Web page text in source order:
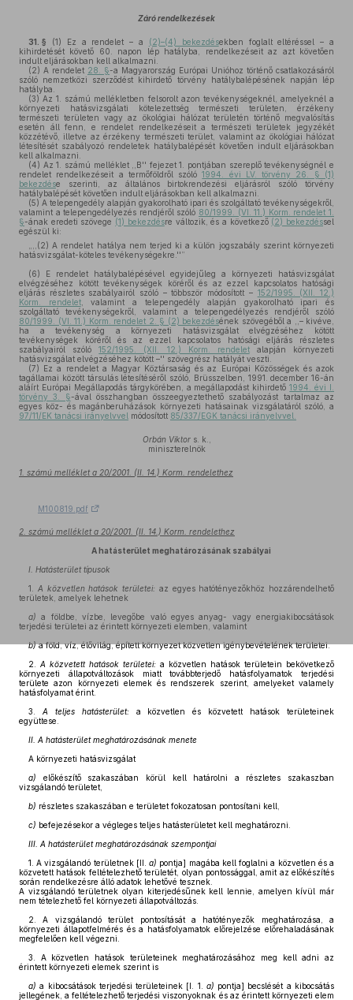
Záró rendelkezések
31. § (1) Ez a rendelet – a (2)–(4) bekezdésekben foglalt eltéréssel – a
kihirdetését követő 60. napon lép hatályba, rendelkezéseit az azt követően
indult eljárásokban kell alkalmazni.
(2) A rendelet 28. §-a Magyarország Európai Unióhoz történő csatlakozásáról
szóló nemzetközi szerződést kihirdető törvény hatálybalépésének napján lép
hatályba.
(3) Az 1. számú mellékletben felsorolt azon tevékenységeknél, amelyeknél a
környezeti hatásvizsgálati kötelezettség természeti területen, érzékeny
természeti területen vagy az ökológiai hálózat területén történő megvalósítás
esetén áll fenn, e rendelet rendelkezéseit a természeti területek jegyzékét
közzétévő, illetve az érzékeny természeti terület, valamint az ökológiai hálózat
létesítését szabályozó rendeletek hatálybalépését követően indult eljárásokban
kell alkalmazni.
(4) Az 1. számú melléklet ,,B'' fejezet 1. pontjában szereplő tevékenységnél e
rendelet rendelkezéseit a termőföldről szóló1994. évi LV. törvény 26. § (1)
bekezdése szerinti, az általános birtokrendezési eljárásról szóló törvény
hatálybalépését követően indult eljárásokban kell alkalmazni.
(5) A telepengedély alapján gyakorolható ipari és szolgáltató tevékenységekről,
valamint a telepengedélyezés rendjéről szóló 80/1999. (VI. 11.) Korm. rendelet 1.
§-ának eredeti szövege (1) bekezdésre változik, és a következő (2) bekezdéssel
egészül ki:
„,,(2) A rendelet hatálya nem terjed ki a külön jogszabály szerint környezeti
hatásvizsgálat-köteles tevékenységekre.''”
(6) E rendelet hatálybalépésével egyidejűleg a környezeti hatásvizsgálat
elvégzéséhez kötött tevékenységek köréről és az ezzel kapcsolatos hatósági
eljárás részletes szabályairól szóló – többször módosított – 152/1995. (XII. 12.)
Korm. rendelet, valamint a telepengedély alapján gyakorolható ipari és
szolgáltató tevékenységekről, valamint a telepengedélyezés rendjéről szóló
80/1999. (VI. 11.) Korm. rendelet 2. § (2) bekezdésének szövegéből a ,,– kivéve,
ha a tevékenység a környezeti hatásvizsgálat elvégzéséhez kötött
tevékenységek köréről és az ezzel kapcsolatos hatósági eljárás részletes
szabályairól szóló152/1995. (XII. 12.) Korm. rendeletalapján környezeti
hatásvizsgálat elvégzéséhez kötött –'' szövegrész hatályát veszti.
(7) Ez a rendelet a Magyar Köztársaság és az Európai Közösségek és azok
tagállamai között társulás létesítéséről szóló, Brüsszelben, 1991. december 16-án
aláírt Európai Megállapodás tárgykörében, a megállapodást kihirdető1994. évi I.
törvény 3. §-ával összhangban összeegyeztethető szabályozást tartalmaz az
egyes köz- és magánberuházások környezeti hatásainak vizsgálatáról szóló, a
97/11/EK tanácsi irányelvvel módosított 85/337/EGK tanácsi irányelvvel.
Orbán Viktors. k.,
miniszterelnök
1. számú melléklet a 20/2001. (II. 14.) Korm. rendelethez
M100819.pdf
2. számú melléklet a 20/2001. (II. 14.) Korm. rendelethez
A hatásterület meghatározásának szabályai
I. Hatásterület típusok
1. A közvetlen hatások területei: az egyes hatótényezőkhöz hozzárendelhető
területek, amelyek lehetnek
a) a földbe, vízbe, levegőbe való egyes anyag- vagy energiakibocsátások
terjedési területei az érintett környezeti elemben, valamint
b)a föld, víz, élővilág, épített környezet közvetlen igénybevételének területei.
2. A közvetett hatások területei: a közvetlen hatások területein bekövetkező
környezeti állapotváltozások miatt továbbterjedő hatásfolyamatok terjedési
területe azon környezeti elemek és rendszerek szerint, amelyeket valamely
hatásfolyamat érint.
3. A teljes hatásterület:a közvetlen és közvetett hatások területeinek
együttese.
II. A hatásterület meghatározásának menete
A környezeti hatásvizsgálat
a) előkészítő szakaszában körül kell határolni a részletes szakaszban
vizsgálandó területet,
b) részletes szakaszában e területet fokozatosan pontosítani kell,
c) befejezésekor a végleges teljes hatásterületet kell meghatározni.
III. A hatásterület meghatározásának szempontjai
1. A vizsgálandó területnek [II.a) pontja] magába kell foglalni a közvetlen és a
közvetett hatások feltételezhető területét, olyan pontossággal, amit az előkészítés
során rendelkezésre álló adatok lehetővé tesznek.
A vizsgálandó területnek olyan kiterjedésűnek kell lennie, amelyen kívül már
nem tételezhető fel környezeti állapotváltozás.
2. A vizsgálandó terület pontosítását a hatótényezők meghatározása, a
környezeti állapotfelmérés és a hatásfolyamatok előrejelzése előrehaladásának
megfelelően kell végezni.
3. A közvetlen hatások területeinek meghatározásához meg kell adni az
érintett környezeti elemek szerint is
a) a kibocsátások terjedési területeinek [I. 1. a) pontja] becslését a kibocsátás
jellegének, a feltételezhető terjedési viszonyoknak és az érintett környezeti elem